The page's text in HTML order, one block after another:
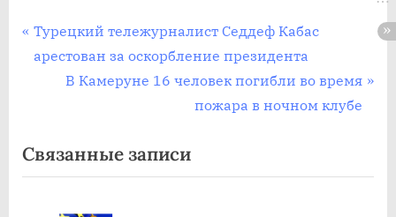
Post
navigation
П
р
д
у
Турецкий тележурналист Седдеф Кабас
арестован за оскорбление президента
С
д
у
В Камеруне 16 человек погибли во время
пожара в ночном клубе
Связанные записи